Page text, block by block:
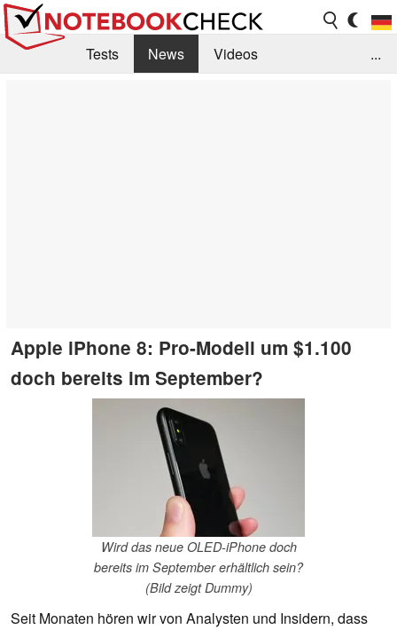
Tests News
Videos
...
Apple iPhone 8: Pro-Modell um $1.100
doch bereits im September?
Wird das neue OLED-iPhone doch
bereits im September erhältlich sein?
(Bild zeigt Dummy)
Seit Monaten hören wir von Analysten und Insidern, dass